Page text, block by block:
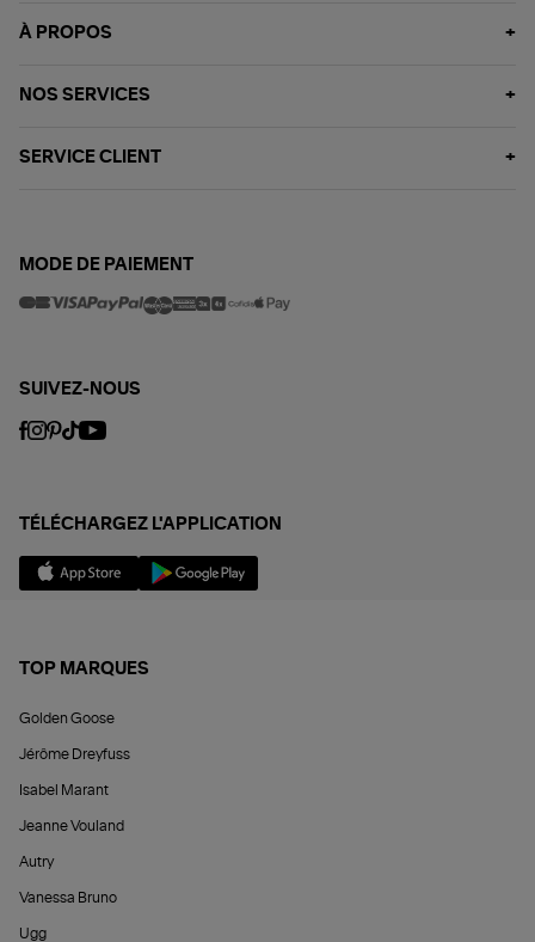
À PROPOS
NOS SERVICES
SERVICE CLIENT
MODE DE PAIEMENT
SUIVEZ-NOUS
TÉLÉCHARGEZ L'APPLICATION
TOP MARQUES
Golden Goose
Jérôme Dreyfuss
Isabel Marant
Jeanne Vouland
Autry
Vanessa Bruno
Ugg